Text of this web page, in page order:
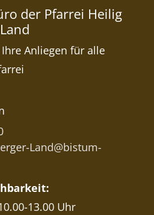
der Pfarrei Heilig
Anliegen für alle
Land@bistum-
13.00 Uhr